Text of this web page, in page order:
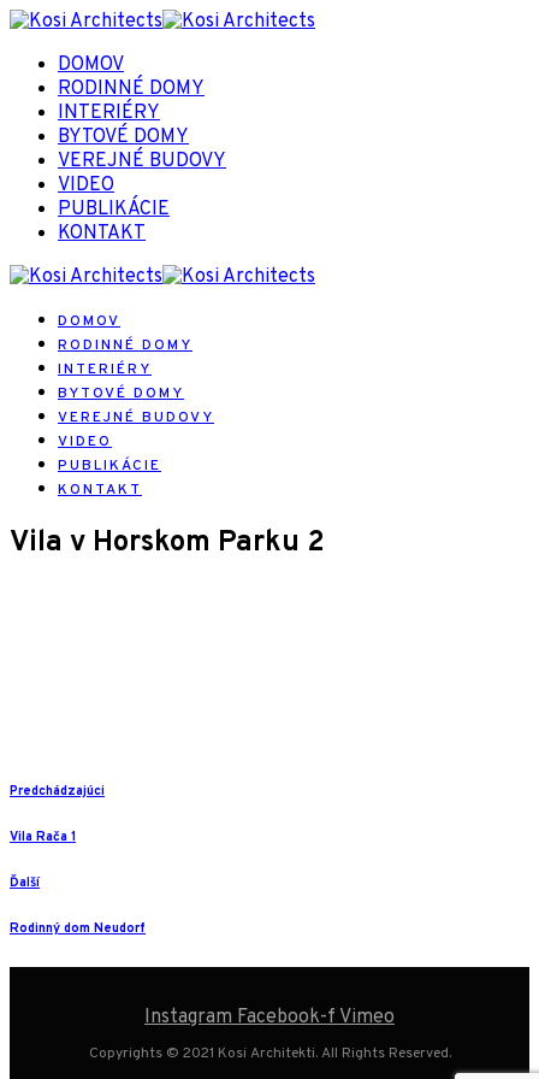
DOMOV
RODINNÉ DOMY
INTERIÉRY
BYTOVÉ DOMY
VEREJNÉ BUDOVY
VIDEO
PUBLIKÁCIE
KONTAKT
DOMOV
RODINNÉ DOMY
INTERIÉRY
BYTOVÉ DOMY
VEREJNÉ BUDOVY
VIDEO
PUBLIKÁCIE
KONTAKT
Vila v Horskom Parku 2
Predchádzajúci
Vila Rača 1
Ďalší
Rodinný dom Neudorf
Instagram Facebook-f Vimeo
Copyrights © 2021 Kosi Architekti. All Rights Reserved.